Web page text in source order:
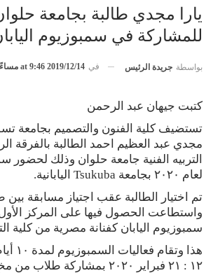
يارا مجدي طالبة بجامعة
للمشاركة في سمبوزيوم اليابان
بواسطة جريدة الرئيس في 2019/12/14 at 9:46 مساءً
كتبت جيهان عبد الرحمن
تستضيف كلية الفنون والتصميم بجامعة
مجدي عبد العظيم احمد الطالبة بالفرقة
التربيه الفنية جامعة حلوان وذلك لحضور
لعام ٢٠٢٠ بجامعة Tsukuba اليابانية.
تم اختيار الطالبة عقب اجتياز مسابقة بين
واستطاعت الحصول فيها على المركز
سمبوزيوم اليابان كفنانة مصرية من كلية
هذا
١٢ : ٢١ فبراير ٢٠٢٠ بمشاركة